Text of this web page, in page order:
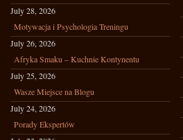
July 28, 2026
Motywacja i Psychologia Treningu
July 26, 2026
Afryka Smaku – Kuchnie Kontynentu
July 25, 2026
Wasze Miejsce na Blogu
July 24, 2026
Porady Ekspertów